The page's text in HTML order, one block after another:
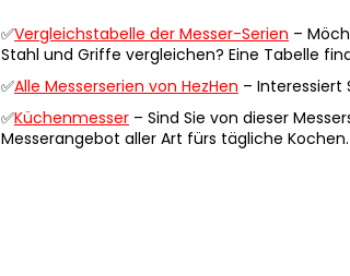
✅Vergleichstabelle der Messer-Serien –
Stahl und Griffe vergleichen? Eine Tabelle
✅Alle Messerserien von HezHen – Interessiert
✅Küchenmesser – Sind Sie von dieser
Messerangebot aller Art fürs tägliche Kochen.